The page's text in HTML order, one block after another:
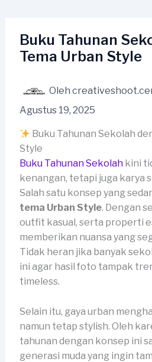
kontenBuku Tahunan
Tema Urban Style
Oleh
Agustus 19, 2025
Buku Tahunan Sekolah
Style
Buku Tahunan Sekolahkini
kenangan, tetapi juga karya
Salah satu konsep yang
tema Urban Style. Dengan
outfit kasual, serta properti
memberikan nuansa yang
Tidak heran jika banyak
ini agar hasil foto tampak
timeless.
Selain itu, gaya urban
namun tetap stylish. Oleh
tahunan dengan konsep ini
generasi muda yang ingin